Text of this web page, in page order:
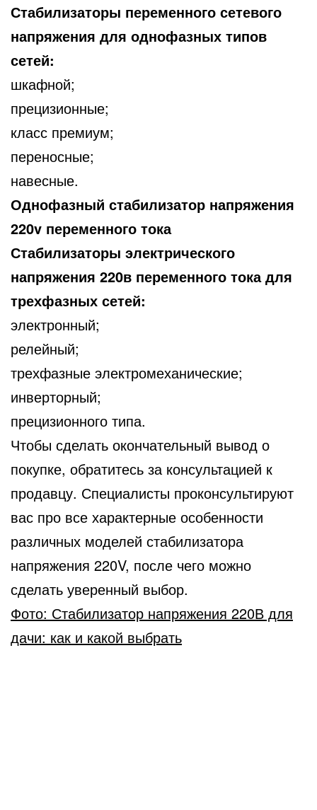
Стабилизаторы переменного сетевого
напряжения для однофазных типов
сетей:
шкафной;
прецизионные;
класс премиум;
переносные;
навесные.
Однофазный стабилизатор напряжения
220v переменного тока
Стабилизаторы электрического
напряжения 220в переменного тока для
трехфазных сетей:
электронный;
релейный;
трехфазные электромеханические;
инверторный;
прецизионного типа.
Чтобы сделать окончательный вывод о
покупке, обратитесь за консультацией к
продавцу. Специалисты проконсультируют
вас про все характерные особенности
различных моделей стабилизатора
напряжения 220V, после чего можно
сделать уверенный выбор.
Фото: Стабилизатор напряжения 220В для
дачи: как и какой выбрать